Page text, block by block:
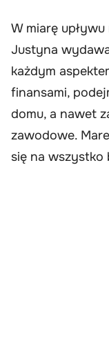
W miarę
Justyna
każdym
finansami,
domu, a nawet
zawodowe.
się na wszystko